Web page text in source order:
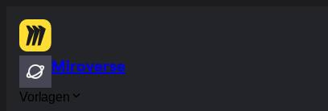
Miroverse
Vorlagen